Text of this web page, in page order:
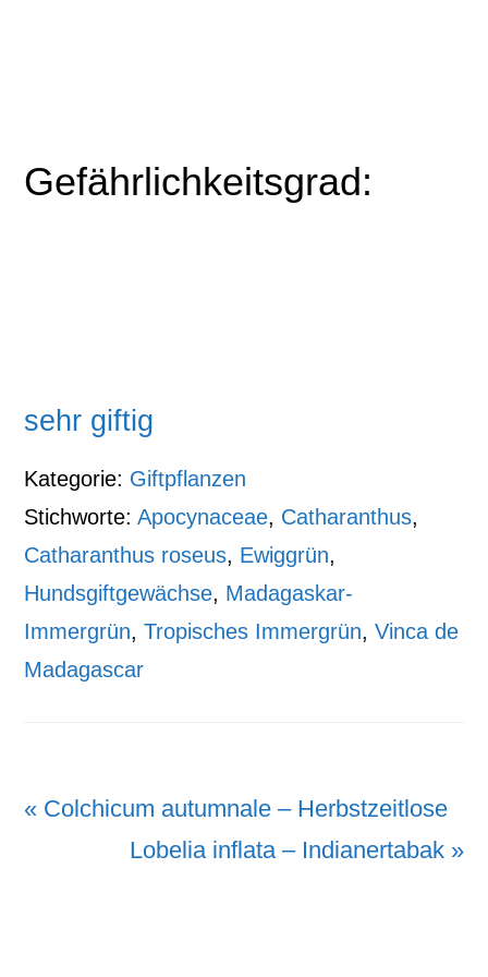
Gefährlichkeitsgrad:
sehr giftig
Kategorie: Giftpflanzen
Stichworte:Apocynaceae, Catharanthus,
Catharanthus roseus, Ewiggrün,
Hundsgiftgewächse, Madagaskar-
Immergrün,Tropisches Immergrün,Vinca de
Madagascar
Vorheriger
« Colchicum autumnale – Herbstzeitlose
Nächster
Lobelia inflata – Indianertabak »